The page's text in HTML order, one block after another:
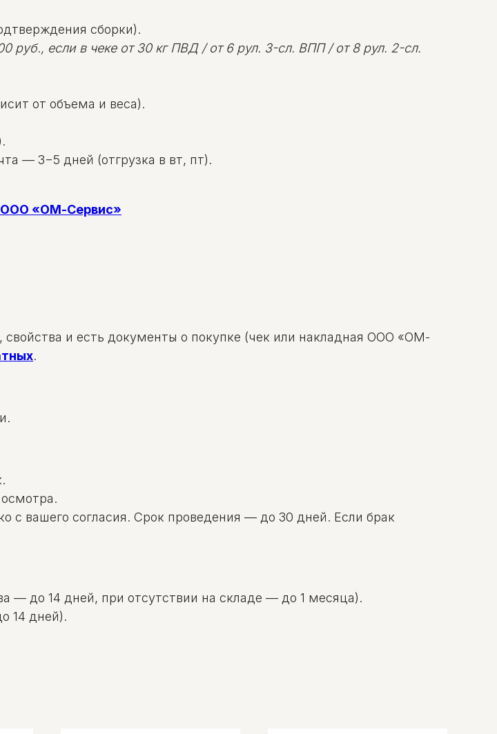
сборки).
руб., если в чеке от 30 кг ПВД / от 6 рул. 3-сл. ВПП / от 8 рул. 2-сл.
от объема и веса).
— 3−5 дней (отгрузка в вт, пт).
ООО «ОМ-Сервис»
свойства и есть документы о покупке (чек или накладная ООО «ОМ-
.
с вашего согласия. Срок проведения — до 30 дней. Если брак
— до 14 дней, при отсутствии на складе — до 1 месяца).
14 дней).